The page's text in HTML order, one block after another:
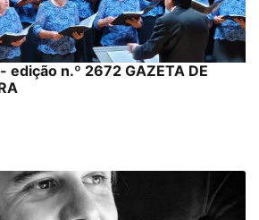
edição n.º 2672 GAZETA DE